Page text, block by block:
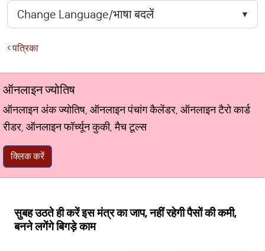
पत्रिका
ऑनलाइन ज्योतिष
ऑनलाइन अंक ज्योतिष, ऑनलाइन पंचांग कैलेंडर, ऑनलाइन टैरो कार्ड
रीडर, ऑनलाइन फॉर्च्यून कुकी, मैच टूल्स
क्लिक करें
सुबह उठते ही करें इस मंत्र का जाप, नहीं रहेगी पैसों की कमी,
बनने लगेंगे बिगड़े काम